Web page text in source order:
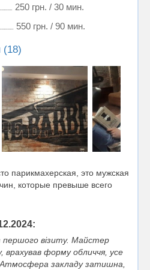
250 грн. / 30 мин.
550 грн. / 90 мин.
(18)
парикмахерская, это мужская
которые превыше всего
першого візиту. Майстер
врахував форму обличчя, усе
закладу затишна,